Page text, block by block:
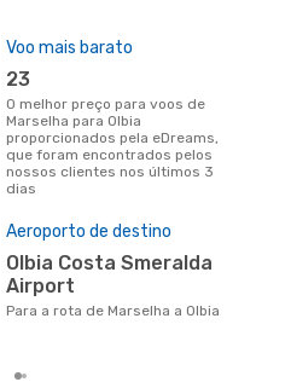
Voo mais barato
23
O melhor preço para voos de
Marselha para Olbia
proporcionados pela eDreams,
que foram encontrados pelos
nossos clientes nos últimos 3
dias
Aeroporto de destino
Olbia Costa Smeralda
Airport
Para a rota de Marselha a Olbia